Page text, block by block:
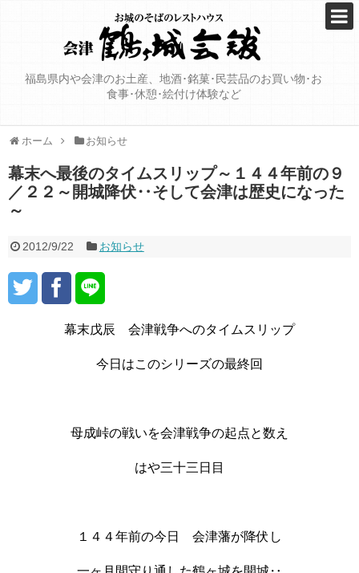
福島県内や会津のお土産、地酒･銘菓･民芸品のお買い物･お
食事･休憩･絵付け体験など
ホーム お知らせ
幕末へ最後のタイムスリップ～１４４年前の９
／２２～開城降伏‥そして会津は歴史になった
～
2012/9/22 お知らせ
幕末戊辰 会津戦争へのタイムスリップ
今日はこのシリーズの最終回
母成峠の戦いを会津戦争の起点と数え
はや三十三日目
１４４年前の今日 会津藩が降伏し